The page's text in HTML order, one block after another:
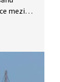
mezi